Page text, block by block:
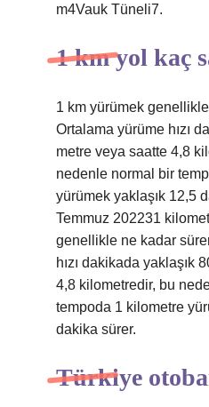
m4Vauk Tüneli7.
1 km yol kaç
1 km yürümek
Ortalama yürüme hızı
metre veya saatte 4,8
nedenle normal bir
yürümek yaklaşık 12,5
Temmuz 202231
genellikle ne kadar
hızı dakikada yaklaşık
4,8 kilometredir, bu
tempoda 1 kilometre
dakika sürer.
Türkiye